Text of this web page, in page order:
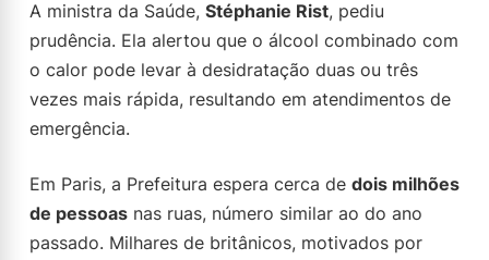
A ministra da Saúde, Stéphanie Rist, pediu
prudência. Ela alertou que o álcool combinado com
o calor pode levar à desidratação duas ou três
vezes mais rápida, resultando em atendimentos de
emergência.
Em Paris, a Prefeitura espera cerca de dois milhões
de pessoas nas ruas, número similar ao do ano
passado. Milhares de britânicos, motivados por